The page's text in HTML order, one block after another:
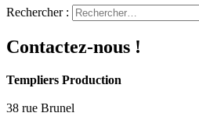
Rechercher :
Contactez-nous !
Templiers Production
38 rue Brunel